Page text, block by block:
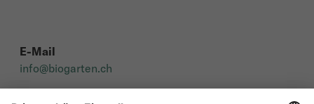
E-Mail
info@biogarten.ch